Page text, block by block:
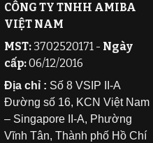
CÔNG TY TNHH AMIBA
VIỆT NAM
MST: 3702520171 - Ngày
cấp:06/12/2016
Địa chỉ : Số 8 VSIP II-A
Đường số 16, KCN Việt Nam
– Singapore II-A, Phường
Vĩnh Tân, Thành phố Hồ Chí